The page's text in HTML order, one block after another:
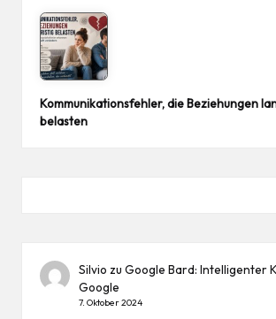
Kommunikationsfehler, die Beziehungen
belasten
Silvio zuGoogle Bard: Intelligenter
Google
7. Oktober 2024